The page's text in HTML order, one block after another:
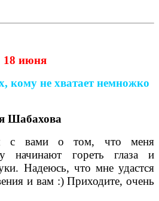
18 июня
кому не хватает немножко
Шабахова
с вами о том, что меня
начинают гореть глаза и
Надеюсь, что мне удастся
и вам :) Приходите, очень